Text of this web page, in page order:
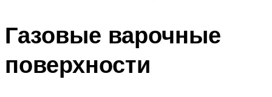
Газовые варочные
поверхности